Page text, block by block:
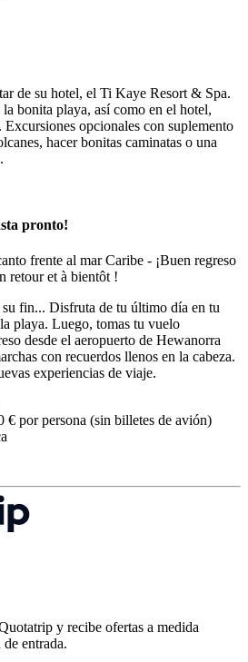
de su hotel, el Ti Kaye Resort & Spa.
bonita playa, así como en el hotel,
opcionales con suplemento
hacer bonitas caminatas o una
pronto!
su fin... Disfruta de tu último día en tu
playa. Luego, tomas tu vuelo
desde el aeropuerto de Hewanorra
con recuerdos llenos en la cabeza.
experiencias de viaje.
€ por persona (sin billetes de avión)
y recibe ofertas a medida
entrada.